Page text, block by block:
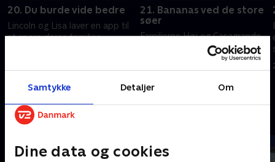
Samtykke Detaljer Om
Dine data og cookies
20. Du burde vide bedre
Lincoln og Lisa laver en app til
at spore deres families
21. Bananas ved de store
søer
Familierne Høj og Casagrande
deltager i en konkurrence i
Halloween-udsmykning af
butiksfacader, men tingene
kommer ud af kontrol, da de
bruger Lucys tryllebog.
29. februar 2024 • 21 min
Andre så også